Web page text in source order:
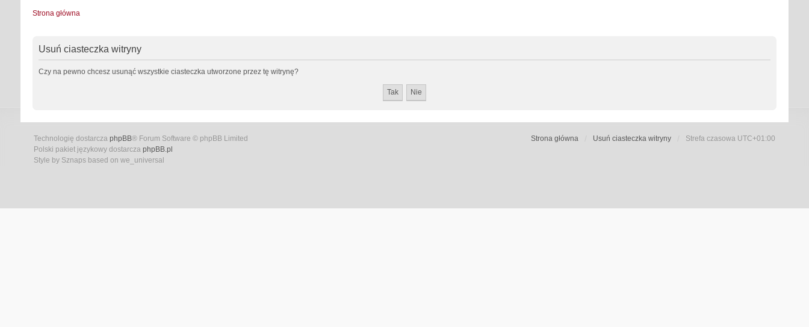
Strona główna
Usuń ciasteczka witryny
Czy na pewno chcesz usunąć wszystkie ciasteczka utworzone przez tę witrynę?
Strona główna Usuń ciasteczka witryny Strefa czasowa UTC+01:00
Technologię dostarcza phpBB® Forum Software © phpBB Limited
Polski pakiet językowy dostarcza phpBB.pl
Style by Sznaps based on we_universal